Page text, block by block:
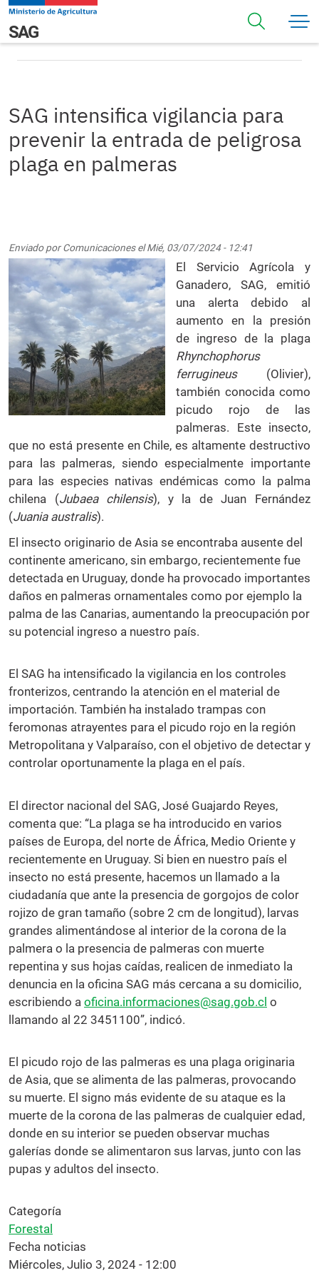
Pasar al contenido principal
Navegación principal
SAGSAG intensifica vigilancia para prevenir la entrada de
peligrosa plaga en palmeras
SAG intensifica vigilancia para
prevenir la entrada de peligrosa
plaga en palmeras
Enviado porComunicacioneselMié, 03/07/2024 - 12:41
El Servicio Agrícola y
Ganadero, SAG, emitió
una alerta debido al
aumento en la presión
de ingreso de la plaga
Rhynchophorus
ferrugineus(Olivier),
también conocida como
picudo rojo de las
palmeras. Este insecto,
que no está presente en Chile, es altamente destructivo
para las palmeras, siendo especialmente importante
para las especies nativas endémicas como la palma
chilena (Jubaea chilensis), y la de Juan Fernández
(Juania australis).
El insecto originario de Asia se encontraba ausente del
continente americano, sin embargo, recientemente fue
detectada en Uruguay, donde ha provocado importantes
daños en palmeras ornamentales como por ejemplo la
palma de las Canarias, aumentando la preocupación por
su potencial ingreso a nuestro país.
El SAG ha intensificado la vigilancia en los controles
fronterizos, centrando la atención en el material de
importación. También ha instalado trampas con
feromonas atrayentes para el picudo rojo en la región
Metropolitana y Valparaíso, con el objetivo de detectar y
controlar oportunamente la plaga en el país.
El director nacional del SAG, José Guajardo Reyes,
comenta que: “La plaga se ha introducido en varios
países de Europa, del norte de África, Medio Oriente y
recientemente en Uruguay. Si bien en nuestro país el
insecto no está presente, hacemos un llamado a la
ciudadanía que ante la presencia de gorgojos de color
rojizo de gran tamaño (sobre 2 cm de longitud), larvas
grandes alimentándose al interior de la corona de la
palmera o la presencia de palmeras con muerte
repentina y sus hojas caídas, realicen de inmediato la
denuncia en la oficina SAG más cercana a su domicilio,
escribiendo a oficina.informaciones@sag.gob.cl o
llamando al 22 3451100”, indicó.
El picudo rojo de las palmeras es una plaga originaria
de Asia, que se alimenta de las palmeras, provocando
su muerte. El signo más evidente de su ataque es la
muerte de la corona de las palmeras de cualquier edad,
donde en su interior se pueden observar muchas
galerías donde se alimentaron sus larvas, junto con las
pupas y adultos del insecto.
Categoría
Forestal
Fecha noticias
Miércoles, Julio 3, 2024 - 12:00